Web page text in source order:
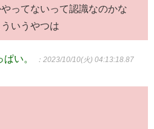
ってないって認識なのかな
いうやつは
ぱい。 ：2023/10/10(火) 04:13:18.87